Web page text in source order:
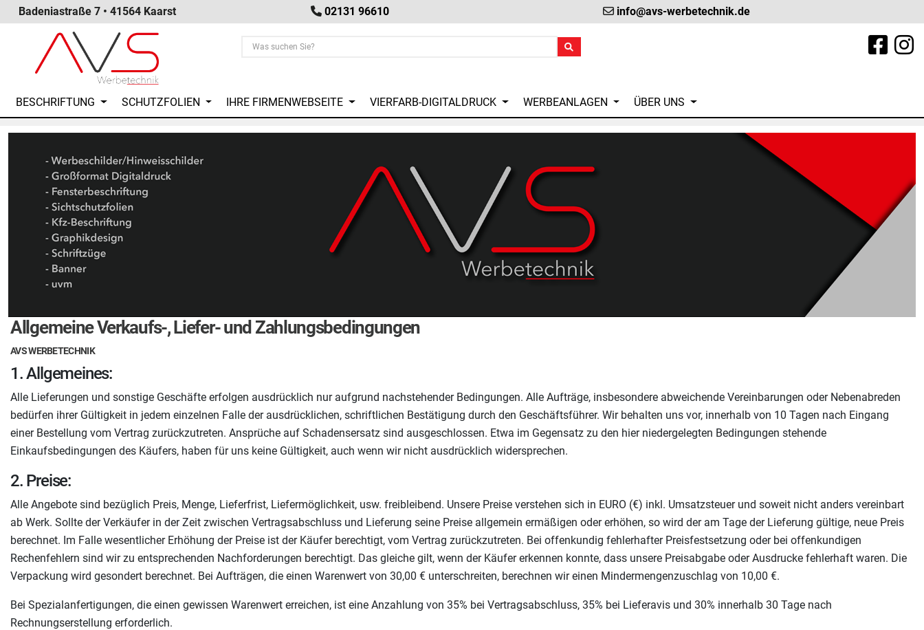
Badeniastraße 7 • 41564 Kaarst 02131 96610 info@avs-werbetechnik.de
BESCHRIFTUNG SCHUTZFOLIEN IHRE FIRMENWEBSEITE VIERFARB-DIGITALDRUCK WERBEANLAGEN ÜBER UNS (current)
Allgemeine Verkaufs-, Liefer- und Zahlungsbedingungen
AVS WERBETECHNIK
1. Allgemeines:
Alle Lieferungen und sonstige Geschäfte erfolgen ausdrücklich nur aufgrund nachstehender Bedingungen. Alle Aufträge, insbesondere abweichende Vereinbarungen oder Nebenabreden
bedürfen ihrer Gültigkeit in jedem einzelnen Falle der ausdrücklichen, schriftlichen Bestätigung durch den Geschäftsführer. Wir behalten uns vor, innerhalb von 10 Tagen nach Eingang
einer Bestellung vom Vertrag zurückzutreten. Ansprüche auf Schadensersatz sind ausgeschlossen. Etwa im Gegensatz zu den hier niedergelegten Bedingungen stehende
Einkaufsbedingungen des Käufers, haben für uns keine Gültigkeit, auch wenn wir nicht ausdrücklich widersprechen.
2. Preise:
Alle Angebote sind bezüglich Preis, Menge, Lieferfrist, Liefermöglichkeit, usw. freibleibend. Unsere Preise verstehen sich in EURO (€) inkl. Umsatzsteuer und soweit nicht anders vereinbart
ab Werk. Sollte der Verkäufer in der Zeit zwischen Vertragsabschluss und Lieferung seine Preise allgemein ermäßigen oder erhöhen, so wird der am Tage der Lieferung gültige, neue Preis
berechnet. Im Falle wesentlicher Erhöhung der Preise ist der Käufer berechtigt, vom Vertrag zurückzutreten. Bei offenkundig fehlerhafter Preisfestsetzung oder bei offenkundigen
Rechenfehlern sind wir zu entsprechenden Nachforderungen berechtigt. Das gleiche gilt, wenn der Käufer erkennen konnte, dass unsere Preisabgabe oder Ausdrucke fehlerhaft waren. Die
Verpackung wird gesondert berechnet. Bei Aufträgen, die einen Warenwert von 30,00 € unterschreiten, berechnen wir einen Mindermengenzuschlag von 10,00 €.
Bei Spezialanfertigungen, die einen gewissen Warenwert erreichen, ist eine Anzahlung von 35% bei Vertragsabschluss, 35% bei Lieferavis und 30% innerhalb 30 Tage nach
Rechnungserstellung erforderlich.